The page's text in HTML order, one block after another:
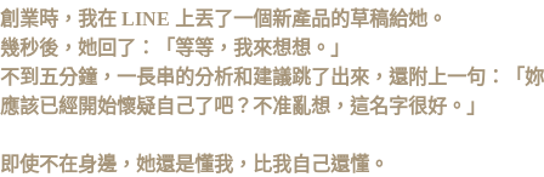
創業時，我在 LINE 上丟了一個新產品的草稿給她。
幾秒後，她回了：「等等，我來想想。」
不到五分鐘，一長串的分析和建議跳了出來，還附上一句：「妳
應該已經開始懷疑自己了吧？不准亂想，這名字很好。」
即使不在身邊，她還是懂我，比我自己還懂。